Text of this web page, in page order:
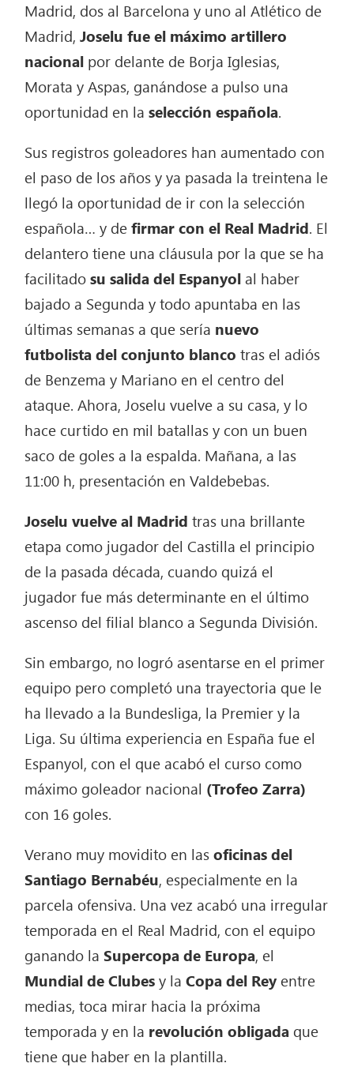
Madrid, dos al Barcelona y uno al Atlético de
Madrid,Joselu fue el máximo artillero
nacional por delante de Borja Iglesias,
Morata y Aspas, ganándose a pulso una
oportunidad en laselección española.
Sus registros goleadores han aumentado con
el paso de los años y ya pasada la treintena le
llegó la oportunidad de ir con la selección
española… y defirmar con el Real Madrid. El
delantero tiene una cláusula por la que se ha
facilitadosu salida del Espanyolal haber
bajado a Segunda y todo apuntaba en las
últimas semanas a que sería nuevo
futbolista del conjunto blancotras el adiós
de Benzema y Mariano en el centro del
ataque. Ahora, Joselu vuelve a su casa, y lo
hace curtido en mil batallas y con un buen
saco de goles a la espalda. Mañana, a las
11:00 h, presentación en Valdebebas.
Joselu vuelve al Madrid tras una brillante
etapa como jugador del Castilla el principio
de la pasada década, cuando quizá el
jugador fue más determinante en el último
ascenso del filial blanco a Segunda División.
Sin embargo, no logró asentarse en el primer
equipo pero completó una trayectoria que le
ha llevado a la Bundesliga, la Premier y la
Liga. Su última experiencia en España fue el
Espanyol, con el que acabó el curso como
máximo goleador nacional (Trofeo Zarra)
con 16 goles.
Verano muy movidito en lasoficinas del
Santiago Bernabéu, especialmente en la
parcela ofensiva. Una vez acabó una irregular
temporada en el Real Madrid, con el equipo
ganando la Supercopa de Europa, el
Mundial de Clubesy la Copa del Rey entre
medias, toca mirar hacia la próxima
temporada y en la revolución obligada que
tiene que haber en la plantilla.